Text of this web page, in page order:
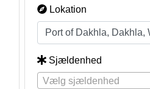
Lokation
Sjældenhed
Vælg sjældenhed